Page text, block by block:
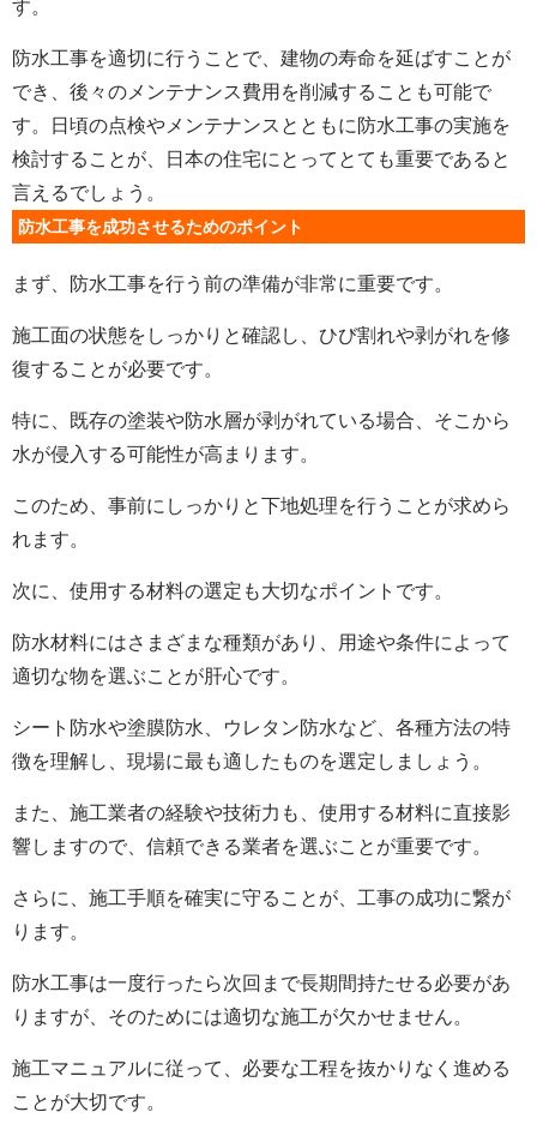
す。
防水工事を適切に行うことで、建物の寿命を延ばすことが
でき、後々のメンテナンス費用を削減することも可能で
す。日頃の点検やメンテナンスとともに防水工事の実施を
検討することが、日本の住宅にとってとても重要であると
言えるでしょう。
防水工事を成功させるためのポイント
まず、防水工事を行う前の準備が非常に重要です。
施工面の状態をしっかりと確認し、ひび割れや剥がれを修
復することが必要です。
特に、既存の塗装や防水層が剥がれている場合、そこから
水が侵入する可能性が高まります。
このため、事前にしっかりと下地処理を行うことが求めら
れます。
次に、使用する材料の選定も大切なポイントです。
防水材料にはさまざまな種類があり、用途や条件によって
適切な物を選ぶことが肝心です。
シート防水や塗膜防水、ウレタン防水など、各種方法の特
徴を理解し、現場に最も適したものを選定しましょう。
また、施工業者の経験や技術力も、使用する材料に直接影
響しますので、信頼できる業者を選ぶことが重要です。
さらに、施工手順を確実に守ることが、工事の成功に繋が
ります。
防水工事は一度行ったら次回まで長期間持たせる必要があ
りますが、そのためには適切な施工が欠かせません。
施工マニュアルに従って、必要な工程を抜かりなく進める
ことが大切です。